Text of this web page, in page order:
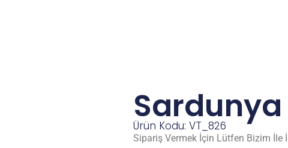
Sardunya
Ürün Kodu: VT_826
Sipariş Vermek İçin Lütfen Bizim İle